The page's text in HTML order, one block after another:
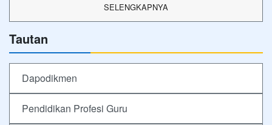
SELENGKAPNYA
Tautan
Dapodikmen
Pendidikan Profesi Guru